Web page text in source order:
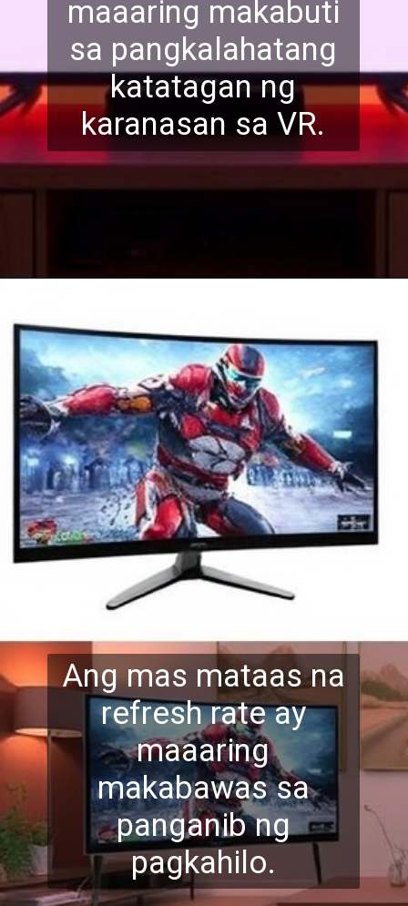
maaaring makabuti
sa pangkalahatang
katatagan ng
karanasan sa VR.
Ang mas mataas na
refresh rate ay
maaaring
makabawas sa
panganib ng
pagkahilo.